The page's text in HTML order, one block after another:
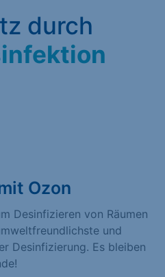
durch
Ozon
Desinfizieren von Räumen
und
Desinfizierung. Es bleiben